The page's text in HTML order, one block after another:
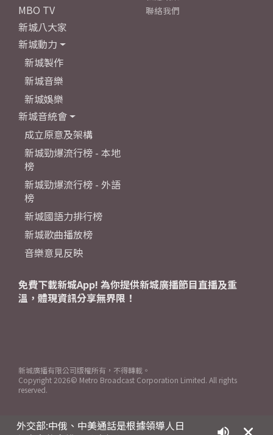
外交部:中俄、中美通話是根據領導人日
MBO TV
新城八大家
新城動力
新城製作
新城音樂
新城娛樂
新城音統會
成立原意及架構
新城勁爆流行榜 - 本地
榜
新城勁爆流行榜 - 外語
榜
新城國語力排行榜
新城歌曲播放榜
音樂意見反映
聯絡我們
免費下載新城App! 為你提供新城廣播節目直播及重
溫，體現資訊分享無界限！
新城廣播有限公司版權所有，不得轉載。
Copyright 2026© Metro Broadcast Corporation Limited. All rights
reserved.